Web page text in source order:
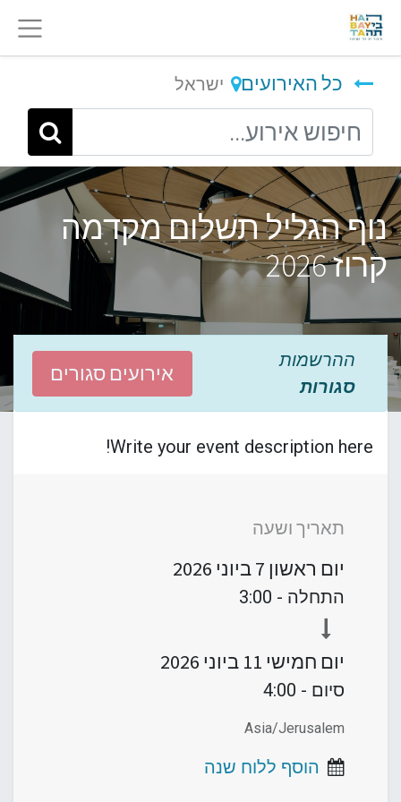
כל האירועים ישראל
נוף הגליל תשלום מקדמה
קרוז 2026
ההרשמות
סגורות
אירועים סגורים
Write your event description here!
תאריך ושעה
יום ראשון 7 ביוני 2026
התחלה - 3:00
יום חמישי 11 ביוני 2026
סיום - 4:00
Asia/Jerusalem
הוסף ללוח שנה